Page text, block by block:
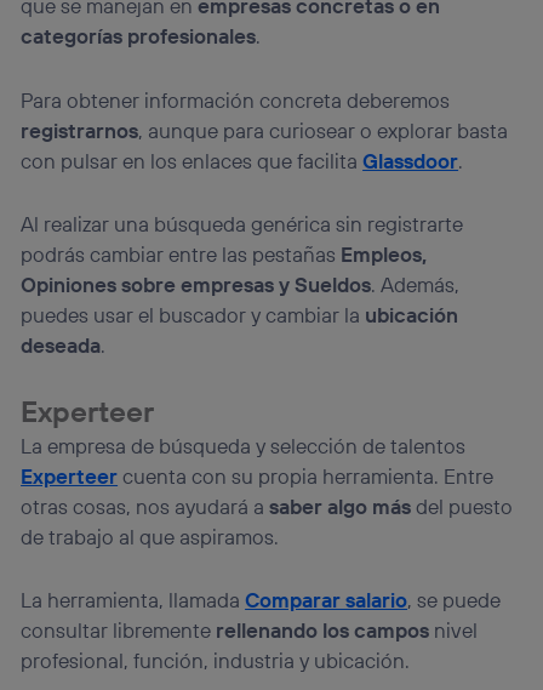
que se manejan enempresas concretas o en
categorías profesionales.
Para obtener información concreta deberemos
registrarnos, aunque para curiosear o explorar basta
con pulsar en los enlaces que facilitaGlassdoor.
Al realizar una búsqueda genérica sin registrarte
podrás cambiar entre las pestañas Empleos,
Opiniones sobre empresas y Sueldos. Además,
puedes usar el buscador y cambiar la ubicación
deseada.
Experteer
La empresa de búsqueda y selección de talentos
Experteercuenta con su propia herramienta. Entre
otras cosas, nos ayudará asaber algo másdel puesto
de trabajo al que aspiramos.
La herramienta, llamadaComparar salario, se puede
consultar libremente rellenando los campos nivel
profesional, función, industria y ubicación.